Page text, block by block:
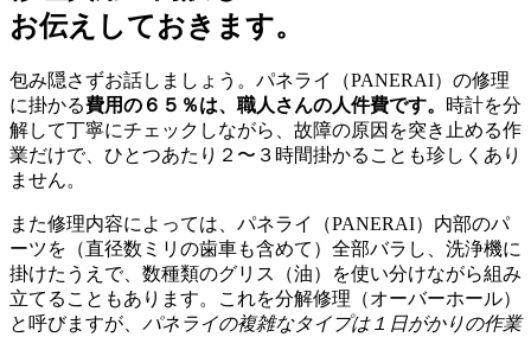
お伝えしておきます。
包み隠さずお話しましょう。パネライ（PANERAI）の修理
に掛かる費用の６５％は、職人さんの人件費です。 時計を分
解して丁寧にチェックしながら、故障の原因を突き止める作
業だけで、ひとつあたり２〜３時間掛かることも珍しくあり
ません。
また修理内容によっては、パネライ（PANERAI）内部のパ
ーツを（直径数ミリの歯車も含めて）全部バラし、洗浄機に
掛けたうえで、数種類のグリス（油）を使い分けながら組み
立てることもあります。これを分解修理（オーバーホール）
と呼びますが、 パネライの複雑なタイプは１日がかりの作業